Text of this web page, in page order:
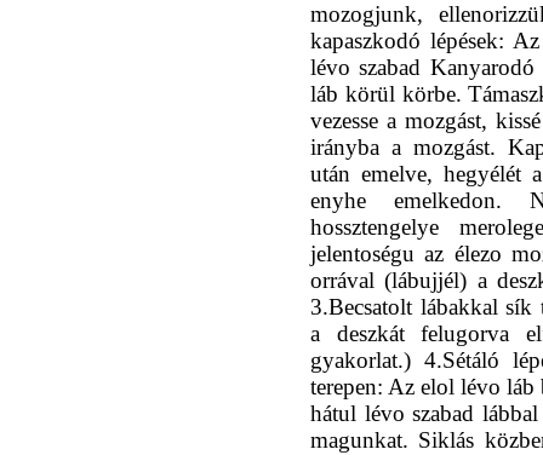
mozogjunk,
kapaszkodó lépések:
lévo szabad Kanyarodó
láb körül körbe.
vezesse a mozgást,
irányba a mozgást.
után emelve, hegyélét
enyhe emelkedon.
hossztengelye
jelentoségu az élezo
orrával (lábujjél) a
3.Becsatolt lábakkal
a deszkát felugorva
gyakorlat.) 4.Sétáló
terepen: Az elol lévo láb
hátul lévo szabad
magunkat. Siklás